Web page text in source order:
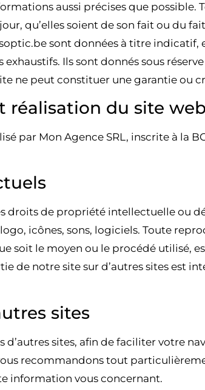
aussi précises que possible.
qu’elles soient de son fait ou du
sont données à titre indicatif,
Ils sont donnés sous
ne peut constituer une garantie ou
réalisation du site web
par Mon Agence SRL, inscrite à la
droits de propriété intellectuelle ou
icônes, sons, logiciels. Toute
soit le moyen ou le procédé utilisé,
de notre site sur d’autres sites est
sites
d’autres sites, afin de faciliter votre
recommandons tout
information vous concernant.